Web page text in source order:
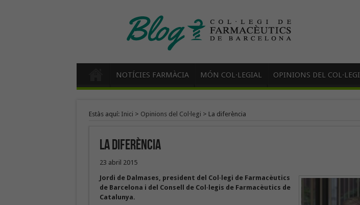
NOTÍCIES FARMÀCIA MÓN COL·LEGIAL OPINIONS DEL COL·LEGI
Estàs aquí: Inici > Opinions del Col·legi > La diferència
La diferència
23 abril 2015
Jordi de Dalmases, president del Col·legi de Farmacèutics
de Barcelona i del Consell de Col·legis de Farmacèutics de
Catalunya.